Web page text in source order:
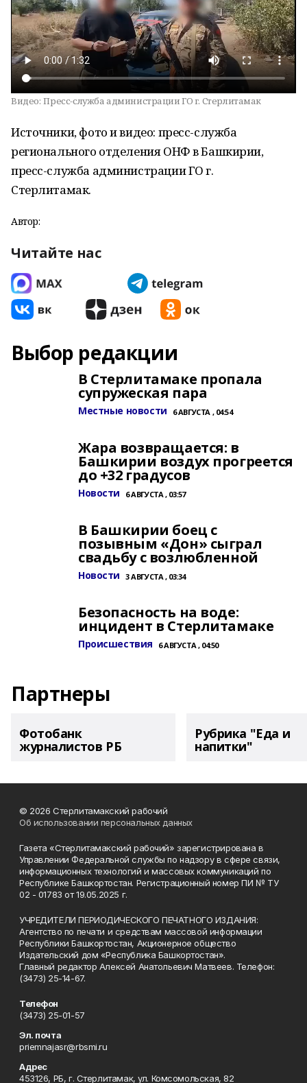
Видео: Пресс-служба администрации ГО г. Стерлитамак
Источники, фото и видео: пресс-служба
регионального отделения ОНФ в Башкирии,
пресс-служба администрации ГО г.
Стерлитамак.
Автор:
Читайте нас
Выбор редакции
В Стерлитамаке пропала
супружеская пара
Местные новости 6 АВГУСТА , 04:54
Жара возвращается: в
Башкирии воздух прогреется
до +32 градусов
Новости 6 АВГУСТА , 03:57
В Башкирии боец с
позывным «Дон» сыграл
свадьбу с возлюбленной
Новости 3 АВГУСТА , 03:34
Безопасность на воде:
инцидент в Стерлитамаке
Происшествия 6 АВГУСТА , 04:50
Партнеры
Фотобанк
журналистов РБ
Рубрика "Еда и
напитки"
© 2026 Стерлитамакский рабочий
Об использовании персональных данных
Газета «Стерлитамакский рабочий» зарегистрирована в
Управлении Федеральной службы по надзору в сфере связи,
информационных технологий и массовых коммуникаций по
Республике Башкортостан. Регистрационный номер ПИ № ТУ
02 - 01783 от 19.05.2025 г.
УЧРЕДИТЕЛИ ПЕРИОДИЧЕСКОГО ПЕЧАТНОГО ИЗДАНИЯ:
Агентство по печати и средствам массовой информации
Республики Башкортостан, Акционерное общество
Издательский дом «Республика Башкортостан».
Главный редактор Алексей Анатольевич Матвеев. Телефон:
(3473) 25-14-67.
Телефон
(3473) 25-01-57
Эл. почта
priemnajasr@rbsmi.ru
Адрес
453126, РБ, г. Стерлитамак, ул. Комсомольская, 82